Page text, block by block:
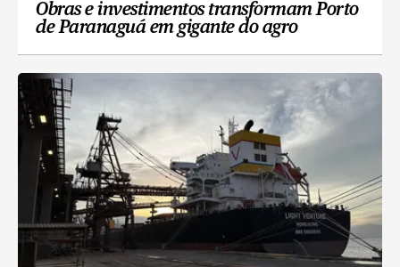
Obras e investimentos transformam Porto
de Paranaguá em gigante do agro